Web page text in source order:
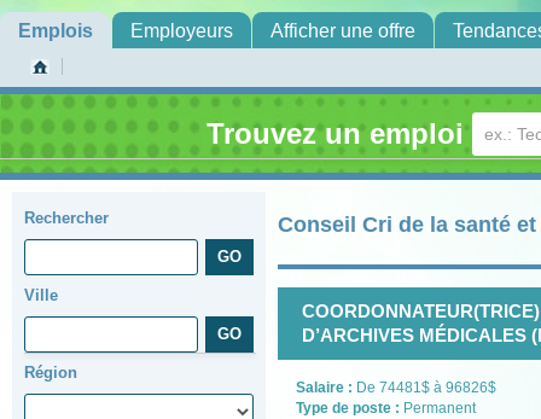
Emplois Employeurs Afficher une offre
Trouvez un emploi
Rechercher
Ville
Région
Conseil Cri de la santé
D’ARCHIVES MÉDICALES
Salaire : De 74481$ à 96826$
Type de poste : Permanent